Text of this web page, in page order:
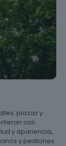
plazas y
con
y apariencia,
y peatones.